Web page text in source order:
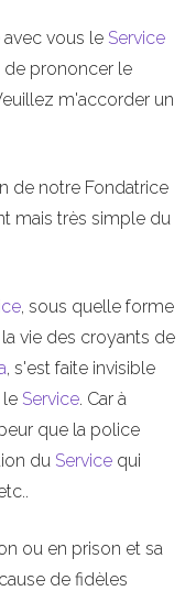
avec vous le Service
de prononcer le
m'accorder un
de notre Fondatrice
mais très simple du
, sous quelle forme
vie des croyants de
, s'est faite invisible
le Service. Car à
que la police
du Service qui
ou en prison et sa
de fidèles